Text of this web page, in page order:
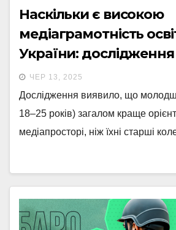
Наскільки є високою
медіаграмотність
України: дослідження
ЧЕР 13, 2025
Дослідження виявило, що молодші
18–25 років) загалом краще
медіапросторі, ніж їхні старші